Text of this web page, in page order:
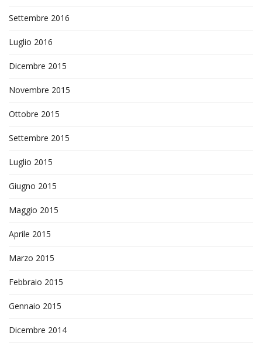
Settembre 2016
Luglio 2016
Dicembre 2015
Novembre 2015
Ottobre 2015
Settembre 2015
Luglio 2015
Giugno 2015
Maggio 2015
Aprile 2015
Marzo 2015
Febbraio 2015
Gennaio 2015
Dicembre 2014